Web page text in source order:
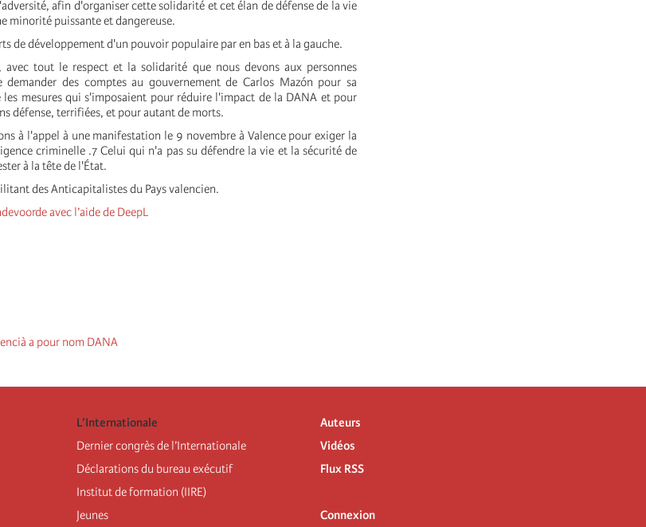
afin d'organiser cette solidarité et cet élan de défense de la vie
minorité puissante et dangereuse.
de développement d'un pouvoir populaire par en bas et à la gauche.
tout le respect et la solidarité que nous devons aux personnes
des comptes au gouvernement de Carlos Mazón pour sa
mesures qui s'imposaient pour réduire l'impact de la DANA et pour
défense, terrifiées, et pour autant de morts.
à l'appel à une manifestation le 9 novembre à Valence pour exiger la
criminelle .7 Celui qui n'a pas su défendre la vie et la sécurité de
à la tête de l'État.
des Anticapitalistes du Pays valencien.
avec l’aide de DeepL
a pour nom DANA
L’Internationale
Dernier congrès de l’Internationale
Déclarations du bureau exécutif
Institut de formation (IIRE)
Jeunes
Auteurs
Vidéos
Flux RSS
Connexion